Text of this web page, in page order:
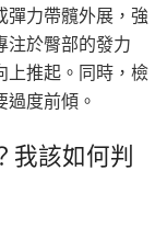
彈力帶髖外展，強
注於臀部的發力
上推起。同時，檢
度前傾。
我該如何判